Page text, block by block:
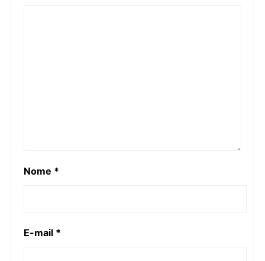
Nome *
E-mail *